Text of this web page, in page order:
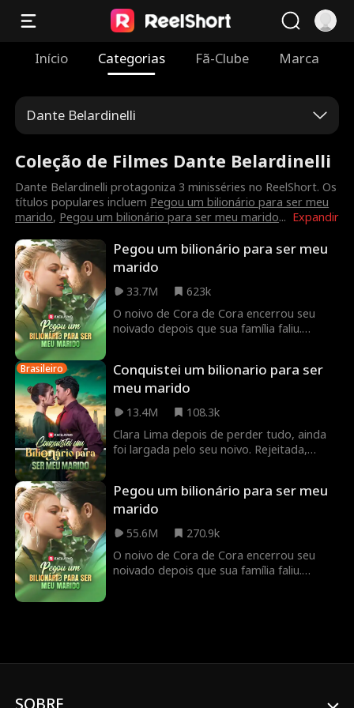
Início Categorias Fã-Clube Marca
Dante Belardinelli
Coleção de Filmes Dante Belardinelli
Expandir
Dante Belardinelli protagoniza 3 minisséries no ReelShort. Os
títulos populares incluem Pegou um bilionário para ser meu
marido, Pegou um bilionário para ser meu marido...
Pegou um bilionário para ser meu
marido
33.7M
623k
O noivo de Cora de Cora encerrou seu
noivado depois que sua família faliu.
cidade, que também é o tio do scumbag!
Brasileiro
Conquistei um bilionario para ser
meu marido
13.4M
108.3k
Clara Lima depois de perder tudo, ainda
foi largada pelo seu noivo. Rejeitada,
o homem mais rico da cidade… e tio de
seu ex!
Pegou um bilionário para ser meu
marido
55.6M
270.9k
O noivo de Cora de Cora encerrou seu
noivado depois que sua família faliu.
SOBRE